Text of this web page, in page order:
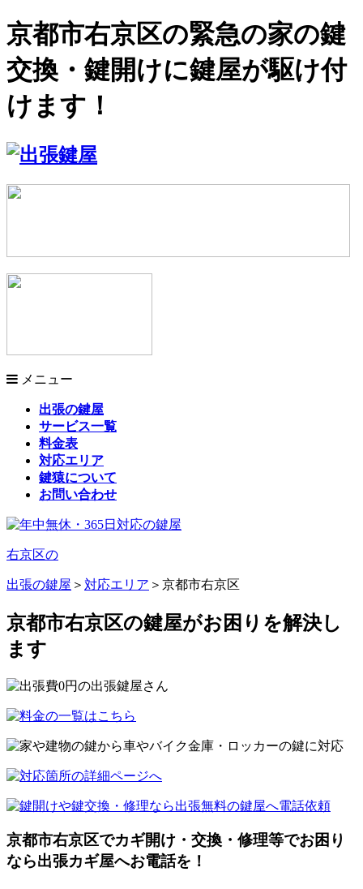
京都市右京区の緊急の家の鍵
交換・鍵開けに鍵屋が駆け付
けます！
メニュー
出張の鍵屋
サービス一覧
料金表
対応エリア
鍵猿について
お問い合わせ
右京区の
出張の鍵屋 ＞ 対応エリア ＞ 京都市右京区
京都市右京区の鍵屋がお困りを解決し
ます
京都市右京区でカギ開け・交換・修理等でお困り
なら出張カギ屋へお電話を！